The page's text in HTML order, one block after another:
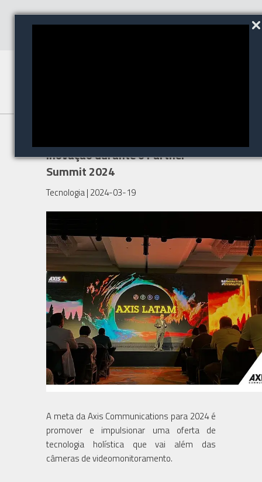
inovação durante o Partner
Summit 2024
Tecnologia| 2024-03-19
A meta da Axis Communications para 2024 é
promover e impulsionar uma oferta de
tecnologia holística que vai além das
câmeras de videomonitoramento.